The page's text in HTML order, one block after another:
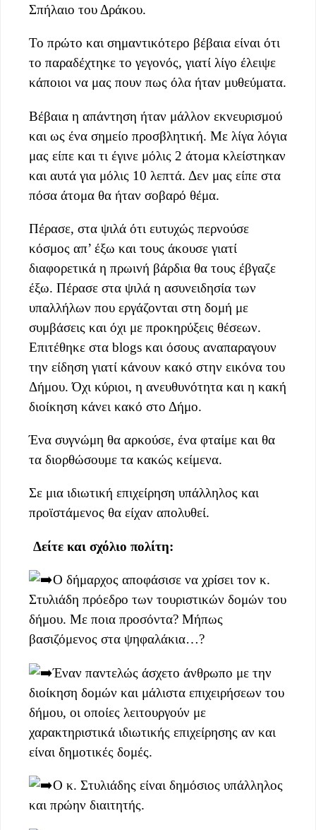
Σπήλαιο του Δράκου.
Το πρώτο και σημαντικότερο βέβαια είναι ότι
το παραδέχτηκε το γεγονός, γιατί λίγο έλειψε
κάποιοι να μας πουν πως όλα ήταν μυθεύματα.
Βέβαια η απάντηση ήταν μάλλον εκνευρισμού
και ως ένα σημείο προσβλητική. Με λίγα λόγια
μας είπε και τι έγινε μόλις 2 άτομα κλείστηκαν
και αυτά για μόλις 10 λεπτά. Δεν μας είπε στα
πόσα άτομα θα ήταν σοβαρό θέμα.
Πέρασε, στα ψιλά ότι ευτυχώς περνούσε
κόσμος απ’ έξω και τους άκουσε γιατί
διαφορετικά η πρωινή βάρδια θα τους έβγαζε
έξω. Πέρασε στα ψιλά η ασυνειδησία των
υπαλλήλων που εργάζονται στη δομή με
συμβάσεις και όχι με προκηρύξεις θέσεων.
Επιτέθηκε στα blogs και όσους αναπαραγουν
την είδηση γιατί κάνουν κακό στην εικόνα του
Δήμου. Όχι κύριοι, η ανευθυνότητα και η κακή
διοίκηση κάνει κακό στο Δήμο.
Ένα συγνώμη θα αρκούσε, ένα φταίμε και θα
τα διορθώσουμε τα κακώς κείμενα.
Σε μια ιδιωτική επιχείρηση υπάλληλος και
προϊστάμενος θα είχαν απολυθεί.
Δείτε και σχόλιο πολίτη:
Ο δήμαρχος αποφάσισε να χρίσει τον κ.
Στυλιάδη πρόεδρο των τουριστικών δομών του
δήμου. Με ποια προσόντα? Μήπως
βασιζόμενος στα ψηφαλάκια…?
Έναν παντελώς άσχετο άνθρωπο με την
διοίκηση δομών και μάλιστα επιχειρήσεων του
δήμου, οι οποίες λειτουργούν με
χαρακτηριστικά ιδιωτικής επιχείρησης αν και
είναι δημοτικές δομές.
Ο κ. Στυλιάδης είναι δημόσιος υπάλληλος
και πρώην διαιτητής.